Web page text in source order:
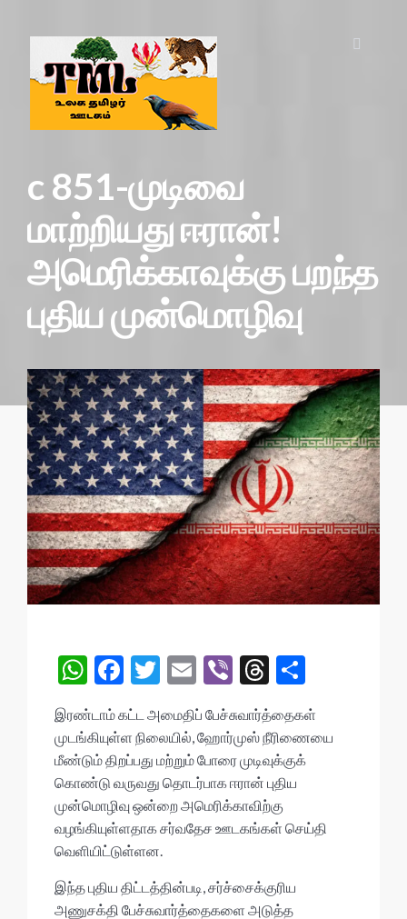
c 851-முடிவை
மாற்றியது ஈரான்!
அமெரிக்காவுக்கு பறந்த
புதிய முன்மொழிவு
W
at
s
A
p
p
F
ac
e
b
o
o
k
T
itt
er
E
m
ai
l
Vi
er
T
ea
ds
h
ar
e
இரண்டாம் கட்ட அமைதிப் பேச்சுவார்த்தைகள்
முடங்கியுள்ள நிலையில், ஹோர்முஸ் நீரிணையை
மீண்டும் திறப்பது மற்றும் போரை முடிவுக்குக்
கொண்டு வருவது தொடர்பாக ஈரான் புதிய
முன்மொழிவு ஒன்றை அமெரிக்காவிற்கு
வழங்கியுள்ளதாக சர்வதேச ஊடகங்கள் செய்தி
வெளியிட்டுள்ளன.
இந்த புதிய திட்டத்தின்படி, சர்ச்சைக்குரிய
அணுசக்தி பேச்சுவார்த்தைகளை அடுத்த